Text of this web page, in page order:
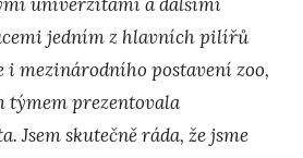
jedním z hlavních pilířů
i mezinárodního postavení zoo,
týmem prezentovala
Jsem skutečně ráda, že jsme